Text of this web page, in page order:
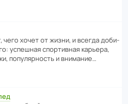
чего хочет от жизни, и всегда доби­
успе­шная спор­ти­вная карьера,
попу­ля­р­ность и внимание…